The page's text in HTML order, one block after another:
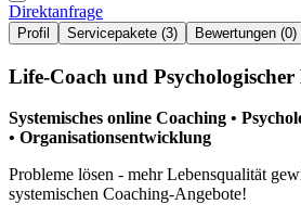
Direktanfrage
Profil Servicepakete (3) Bewertungen (0)
Life-Coach und Psychologischer
Systemisches online Coaching •
• Organisationsentwicklung
Probleme lösen - mehr Lebensqualität
systemischen Coaching-Angebote!